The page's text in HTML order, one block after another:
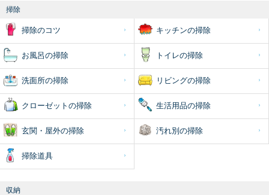
掃除
掃除のコツ キッチンの掃除
お風呂の掃除 トイレの掃除
洗面所の掃除 リビングの掃除
クローゼットの掃除 生活用品の掃除
玄関・屋外の掃除 汚れ別の掃除
掃除道具
収納